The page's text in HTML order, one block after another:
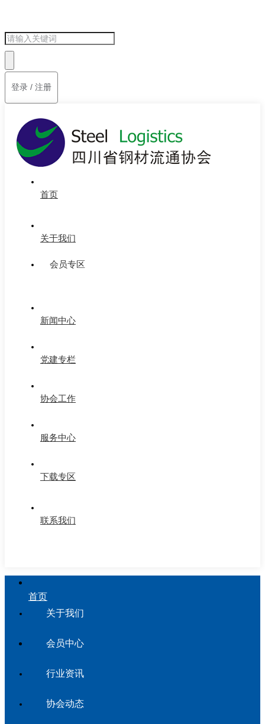
登录 / 注册
首页
关于我们
会员专区
新闻中心
党建专栏
协会工作
服务中心
下载专区
联系我们
首页
关于我们
会员中心
行业资讯
协会动态